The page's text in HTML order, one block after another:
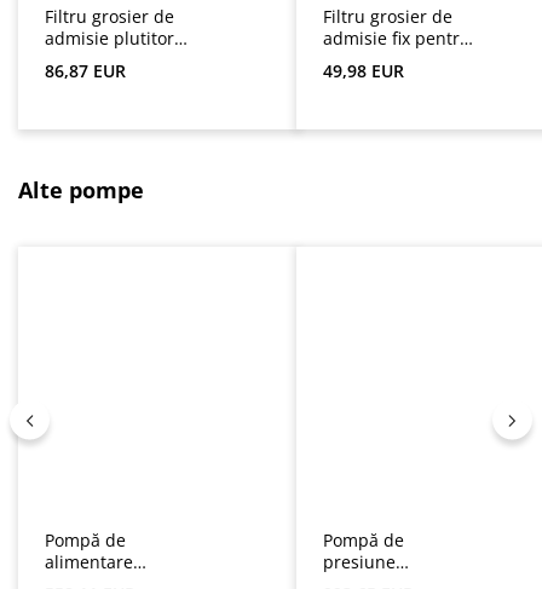
Filtru grosier de
admisie plutitor
ca un set
Preț obișnuit:
86,87 EUR
Filtru grosier de
admisie fix pentru
pompele de
presiune
Preț obișnuit:
49,98 EUR
Sari peste galeria de produse
Alte pompe
Pompă de
alimentare
Pompă de
presiune